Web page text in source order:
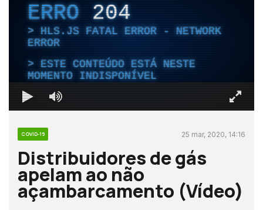
ERRO204
HLS.JS FATAL ERROR - NETWORK
ERROR
ESTE CONTEÚDO ESTÁ NESTE
MOMENTO INDISPONÍVEL
COVID-19 25 mar, 2020, 14:16
Distribuidores de gás
apelam ao não
açambarcamento (Vídeo)